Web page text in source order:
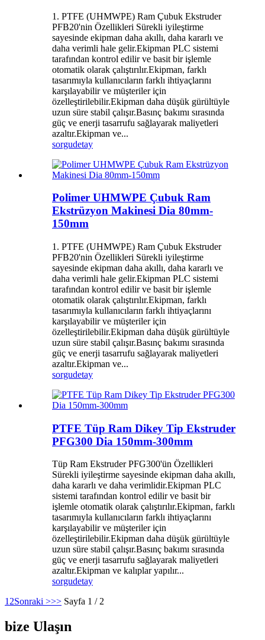
1. PTFE (UHMWPE) Ram Çubuk Ekstruder
PFB20'nin Özellikleri Sürekli iyileştirme
sayesinde ekipman daha akıllı, daha kararlı ve
daha verimli hale gelir.Ekipman PLC sistemi
tarafından kontrol edilir ve basit bir işlemle
otomatik olarak çalıştırılır.Ekipman, farklı
tasarımıyla kullanıcıların farklı ihtiyaçlarını
karşılayabilir ve müşteriler için
özelleştirilebilir.Ekipman daha düşük gürültüyle
uzun süre stabil çalışır.Basınç bakımı sırasında
güç ve enerji tasarrufu sağlayarak maliyetleri
azaltır.Ekipman ve...
sorgudetay
Polimer UHMWPE Çubuk Ram
Ekstrüzyon Makinesi Dia 80mm-
150mm
1. PTFE (UHMWPE) Ram Çubuk Ekstruder
PFB20'nin Özellikleri Sürekli iyileştirme
sayesinde ekipman daha akıllı, daha kararlı ve
daha verimli hale gelir.Ekipman PLC sistemi
tarafından kontrol edilir ve basit bir işlemle
otomatik olarak çalıştırılır.Ekipman, farklı
tasarımıyla kullanıcıların farklı ihtiyaçlarını
karşılayabilir ve müşteriler için
özelleştirilebilir.Ekipman daha düşük gürültüyle
uzun süre stabil çalışır.Basınç bakımı sırasında
güç ve enerji tasarrufu sağlayarak maliyetleri
azaltır.Ekipman ve...
sorgudetay
PTFE Tüp Ram Dikey Tip Ekstruder
PFG300 Dia 150mm-300mm
Tüp Ram Ekstruder PFG300'ün Özellikleri
Sürekli iyileştirme sayesinde ekipman daha akıllı,
daha kararlı ve daha verimlidir.Ekipman PLC
sistemi tarafından kontrol edilir ve basit bir
işlemle otomatik olarak çalıştırılır.Ekipman, farklı
tasarımıyla kullanıcıların farklı ihtiyaçlarını
karşılayabilir ve müşteriler için
özelleştirilebilir.Ekipman daha düşük gürültüyle
uzun süre stabil çalışır.Basınç bakımı sırasında
güç ve enerji tasarrufu sağlayarak maliyetleri
azaltır.Ekipman ve kalıplar yapılır...
sorgudetay
12Sonraki >>> Sayfa 1 / 2
bize Ulaşın